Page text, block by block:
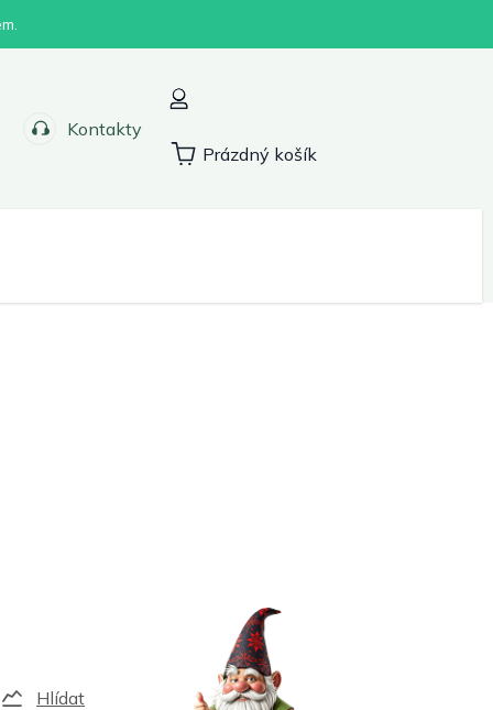
Kontakty
Nákupní
Prázdný košík
Hlídat